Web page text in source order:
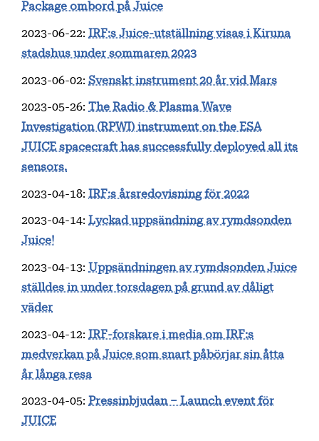
Package ombord på Juice
2023-06-22: IRF:s Juice-utställning visas i Kiruna
stadshus under sommaren 2023
2023-06-02: Svenskt instrument 20 år vid Mars
2023-05-26: The Radio & Plasma Wave
Investigation (RPWI) instrument on the ESA
JUICE spacecraft has successfully deployed all its
sensors.
2023-04-18: IRF:s årsredovisning för 2022
2023-04-14: Lyckad uppsändning av rymdsonden
Juice!
2023-04-13: Uppsändningen av rymdsonden Juice
ställdes in under torsdagen på grund av dåligt
väder
2023-04-12: IRF-forskare i media om IRF:s
medverkan på Juice som snart påbörjar sin åtta
år långa resa
2023-04-05: Pressinbjudan – Launch event för
JUICE